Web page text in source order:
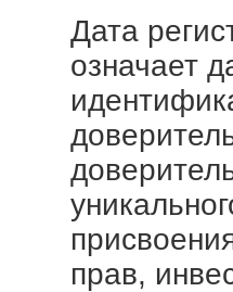
Дата
означает
прав,